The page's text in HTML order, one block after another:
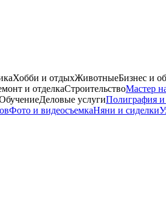
Хобби и отдыхЖивотныеБизнес и
и отделкаСтроительствоМастер
Деловые услугиПолиграфия и
Фото и видеосъемкаНяни и сиделки